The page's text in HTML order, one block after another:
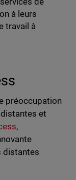
à leurs
travail à
préoccupation
et
,
distantes